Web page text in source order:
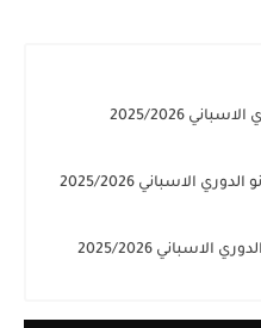
2025/2026
الاسباني 2025/2026
الاسباني 2025/2026